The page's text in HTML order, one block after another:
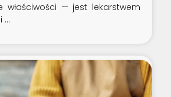
właściwości — jest lekarstwem